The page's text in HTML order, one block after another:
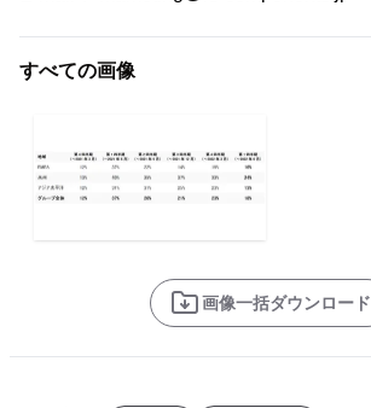
すべての画像
画像一括ダウンロード